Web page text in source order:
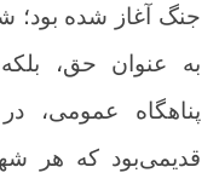
جنگ آغاز شده بود؛
به عنوان حق،
پناهگاه عمومی،
قدیمی‌بود که هر